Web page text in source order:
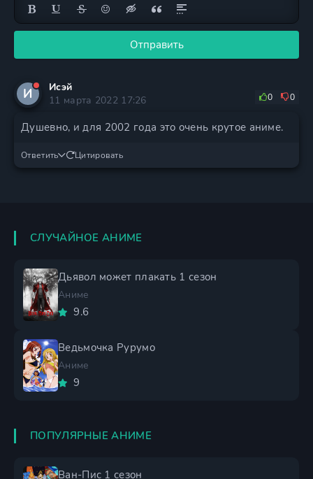
Отправить
И
Исэй
11 марта 2022 17:26
0 0
Душевно, и для 2002 года это очень крутое аниме.
Ответить Цитировать
СЛУЧАЙНОЕ АНИМЕ
Дьявол может плакать 1 сезон
Аниме
9.6
Ведьмочка Рурумо
Аниме
9
ПОПУЛЯРНЫЕ АНИМЕ
Ван-Пис 1 сезон